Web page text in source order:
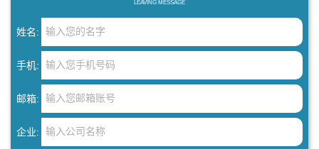
LEAVING MESSAGE
姓名:
手机:
邮箱:
企业: